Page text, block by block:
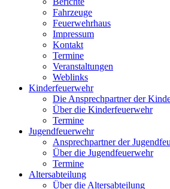
Fahrzeuge
Feuerwehrhaus
Impressum
Kontakt
Termine
Veranstaltungen
Weblinks
Kinderfeuerwehr
Die Ansprechpartner der
Über die Kinderfeuerwehr
Termine
Jugendfeuerwehr
Ansprechpartner der
Über die Jugendfeuerwehr
Termine
Altersabteilung
Über die Altersabteilung